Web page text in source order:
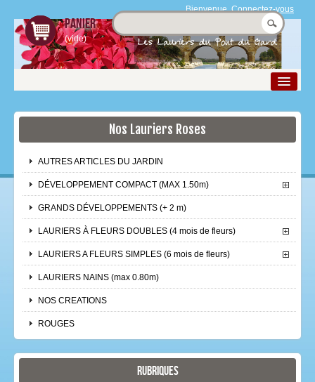
Bienvenue,Connectez-vous
Panier
(vide)
Nos Produits
Le laurier rose
Boutique
Espace Pro
Contact et accès
Nos Lauriers Roses
AUTRES ARTICLES DU JARDIN
DÉVELOPPEMENT COMPACT (MAX 1.50m)
GRANDS DÉVELOPPEMENTS (+ 2 m)
LAURIERS À FLEURS DOUBLES (4 mois de fleurs)
LAURIERS A FLEURS SIMPLES (6 mois de fleurs)
LAURIERS NAINS (max 0.80m)
NOS CREATIONS
ROUGES
Rubriques